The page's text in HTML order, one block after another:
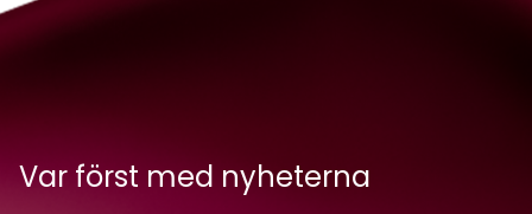
Var först med nyheterna